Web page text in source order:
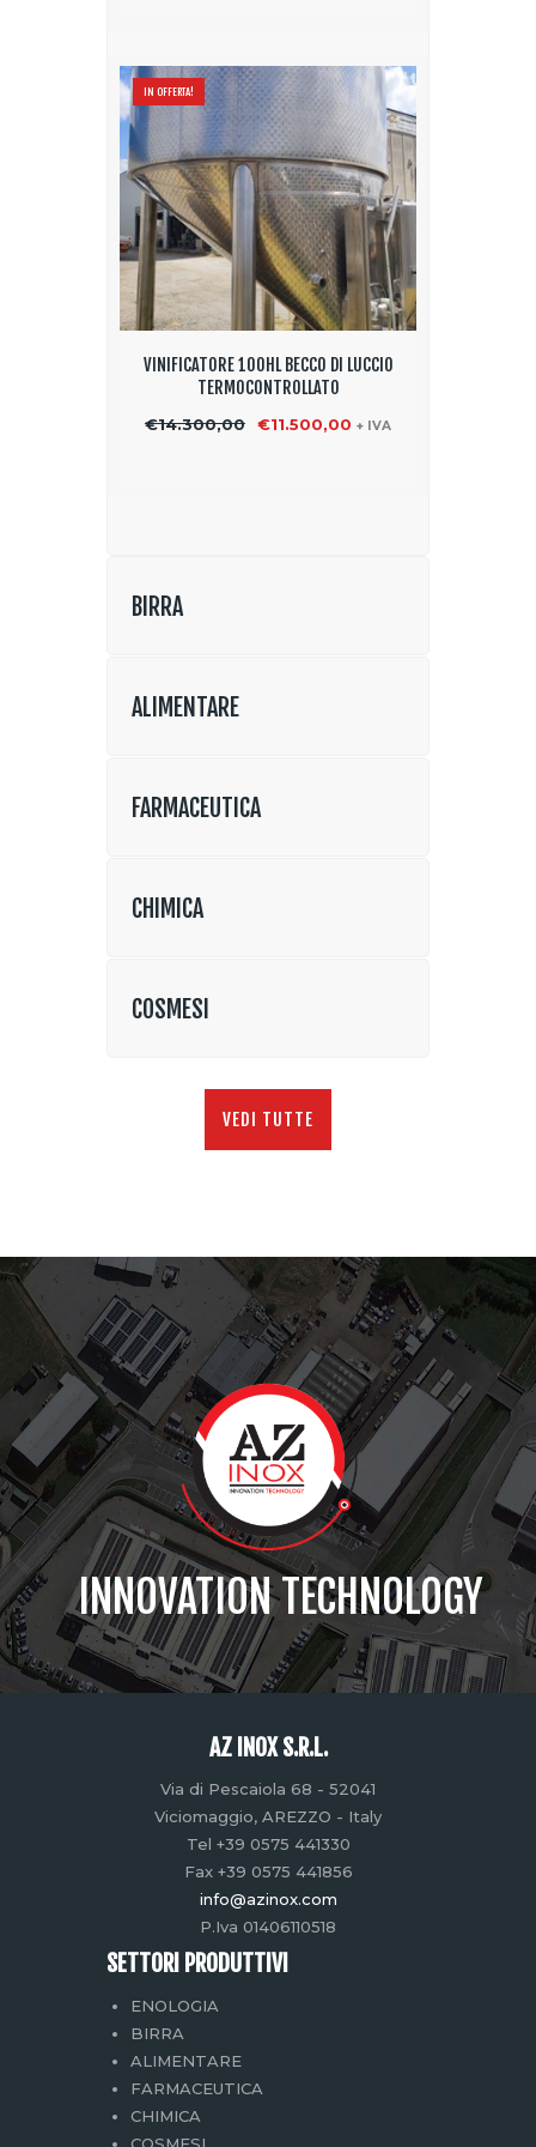
IN OFFERTA!
VINIFICATORE 100HL BECCO DI LUCCIO
TERMOCONTROLLATO
€14.300,00
Il
€11.500,00 Il+ IVA
BIRRA
ALIMENTARE
FARMACEUTICA
CHIMICA
COSMESI
VEDI TUTTE
INNOVATION TECHNOLOGY
AZ INOX S.R.L.
Via di Pescaiola 68 - 52041
Viciomaggio, AREZZO - Italy
Tel +39 0575 441330
Fax +39 0575 441856
info@azinox.com
P.Iva 01406110518
SETTORI PRODUTTIVI
ENOLOGIA
BIRRA
ALIMENTARE
FARMACEUTICA
CHIMICA